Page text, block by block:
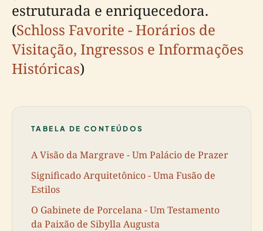
estruturada e enriquecedora.
(Schloss Favorite - Horários de
Visitação, Ingressos e Informações
Históricas)
TABELA DE CONTEÚDOS
A Visão da Margrave - Um Palácio de Prazer
Significado Arquitetônico - Uma Fusão de
Estilos
O Gabinete de Porcelana - Um Testamento
da Paixão de Sibylla Augusta